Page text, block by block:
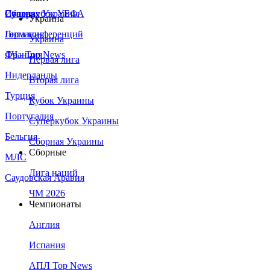
Сборная Украины
Италия
Германия
Франция
Нидерланды
Турция
Португалия
Бельгия
МЛС
Саудовская Аравия
Суперкубок УЕФА
Лига конференций
ЛЧ - Top News
Украина
Украина
Первая лига
Вторая лига
Кубок Украины
Суперкубок Украины
Сборная Украины
Сборные
Лига наций
ЧМ 2026
Чемпионаты
Англия
Испания
АПЛ Top News